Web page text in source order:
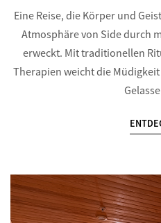
Eine Reise, die Körper und
Atmosphäre von Side durch
erweckt. Mit traditionellen
Therapien weicht die